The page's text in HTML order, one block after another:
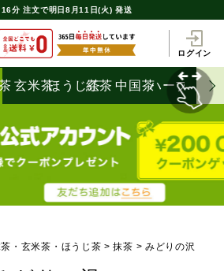
16分 注文で明日8月11日(火) 発送
ログイン
玄米茶ほうじ茶
紅茶 中国茶ハーブティ
・玄米茶・ほうじ茶 抹茶 みどりの沢